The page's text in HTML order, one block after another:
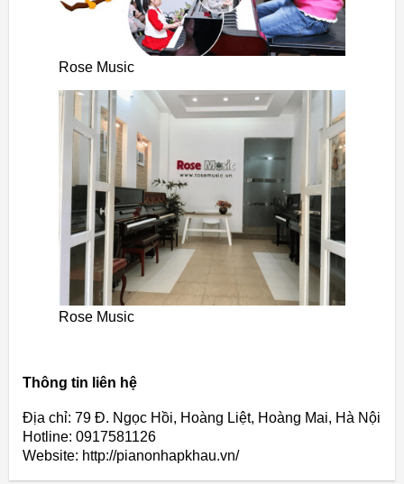
Rose Music
Rose Music
Thông tin liên hệ
Địa chỉ: 79 Đ. Ngọc Hồi, Hoàng Liệt, Hoàng Mai, Hà Nội
Hotline: 0917581126
Website: http://pianonhapkhau.vn/